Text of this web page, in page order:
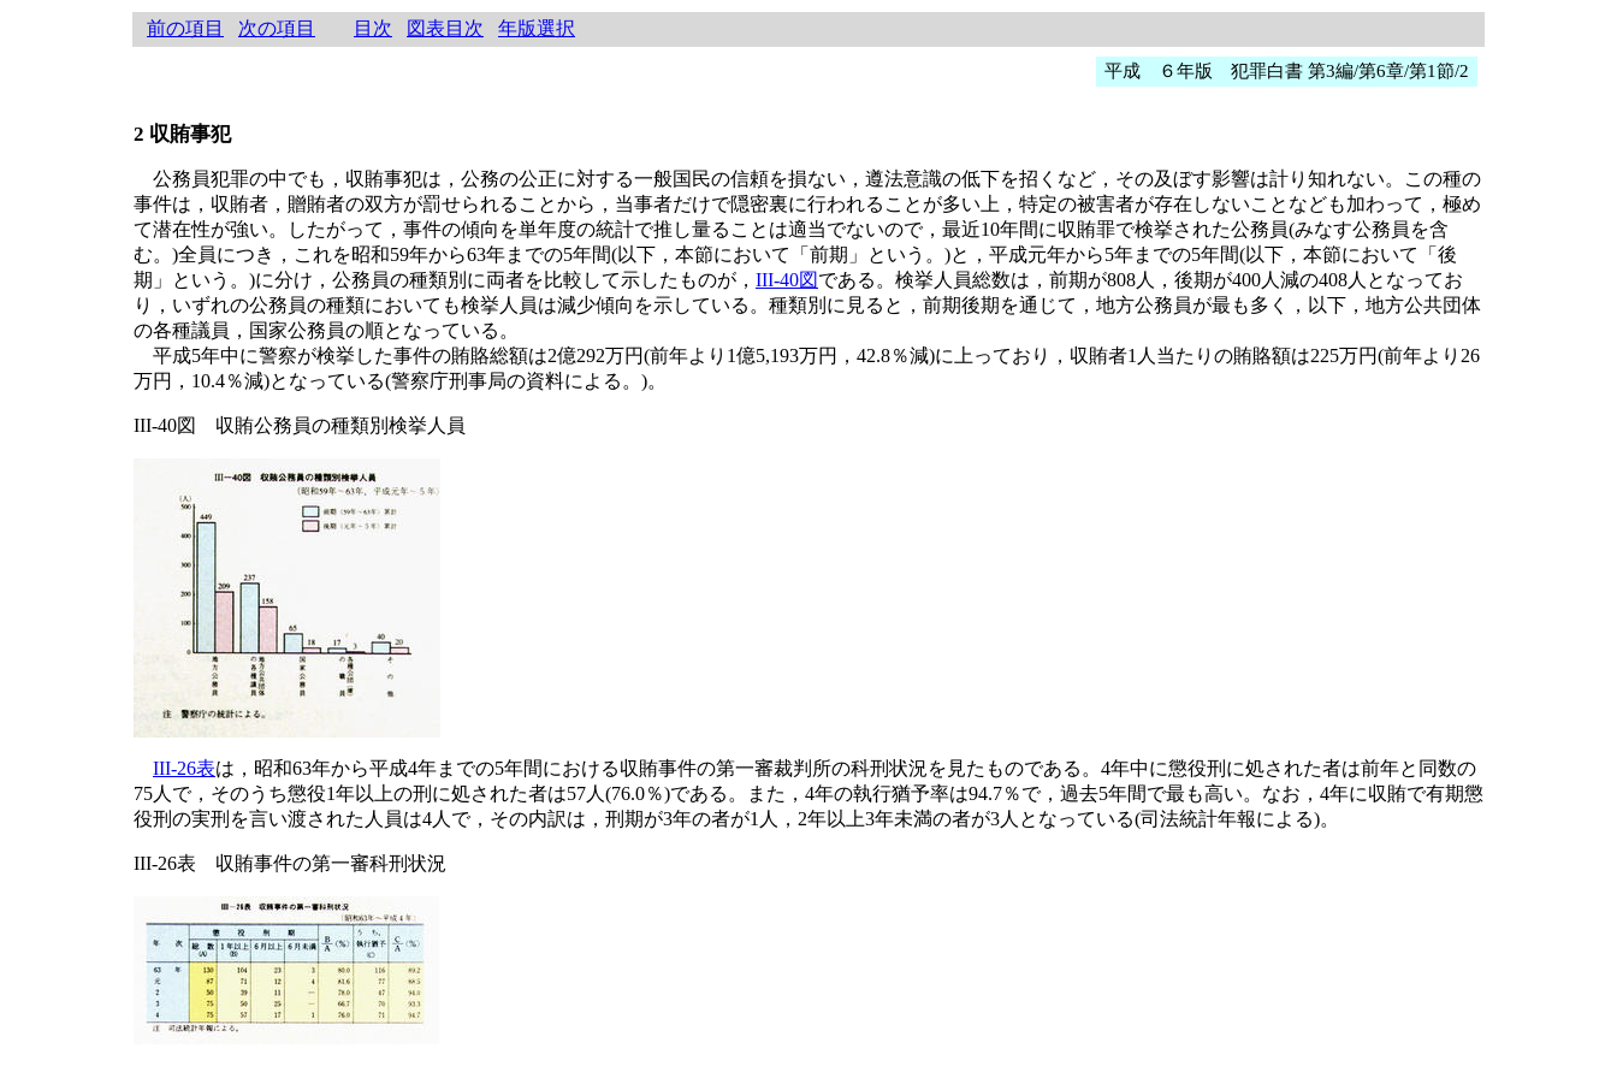
前の項目 次の項目 目次 図表目次 年版選択
平成 ６年版 犯罪白書 第3編/第6章/第1節/2
2 収賄事犯
公務員犯罪の中でも，収賄事犯は，公務の公正に対する一般国民の信頼を損ない，遵法意識の低下を招くなど，その及ぼす影響は計り知れない。この種の
事件は，収賄者，贈賄者の双方が罰せられることから，当事者だけで隠密裏に行われることが多い上，特定の被害者が存在しないことなども加わって，極め
て潜在性が強い。したがって，事件の傾向を単年度の統計で推し量ることは適当でないので，最近10年間に収賄罪で検挙された公務員(みなす公務員を含
む。)全員につき，これを昭和59年から63年までの5年間(以下，本節において「前期」という。)と，平成元年から5年までの5年間(以下，本節において「後
期」という。)に分け，公務員の種類別に両者を比較して示したものが， III-40図 である。検挙人員総数は，前期が808人，後期が400人減の408人となってお
り，いずれの公務員の種類においても検挙人員は減少傾向を示している。種類別に見ると，前期後期を通じて，地方公務員が最も多く，以下，地方公共団体
の各種議員，国家公務員の順となっている。
平成5年中に警察が検挙した事件の賄賂総額は2億292万円(前年より1億5,193万円，42.8％減)に上っており，収賄者1人当たりの賄賂額は225万円(前年より26
万円，10.4％減)となっている(警察庁刑事局の資料による。)。
III-40図 収賄公務員の種類別検挙人員
III-26表は，昭和63年から平成4年までの5年間における収賄事件の第一審裁判所の科刑状況を見たものである。4年中に懲役刑に処された者は前年と同数の
75人で，そのうち懲役1年以上の刑に処された者は57人(76.0％)である。また，4年の執行猶予率は94.7％で，過去5年間で最も高い。なお，4年に収賄で有期懲
役刑の実刑を言い渡された人員は4人で，その内訳は，刑期が3年の者が1人，2年以上3年未満の者が3人となっている(司法統計年報による)。
III-26表 収賄事件の第一審科刑状況